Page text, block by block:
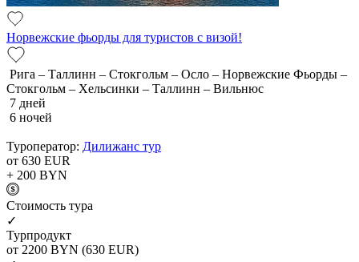
Норвежские фьорды для туристов с визой!
Рига – Таллинн – Стокгольм – Осло – Норвежские Фьорды –
Стокгольм – Хельсинки – Таллинн – Вильнюс
7 дней
6 ночей
Туроператор: Дилижанс тур
от 630 EUR
+ 200 BYN
Cтоимость тура
✓
Турпродукт
от 2200 BYN (630 EUR)